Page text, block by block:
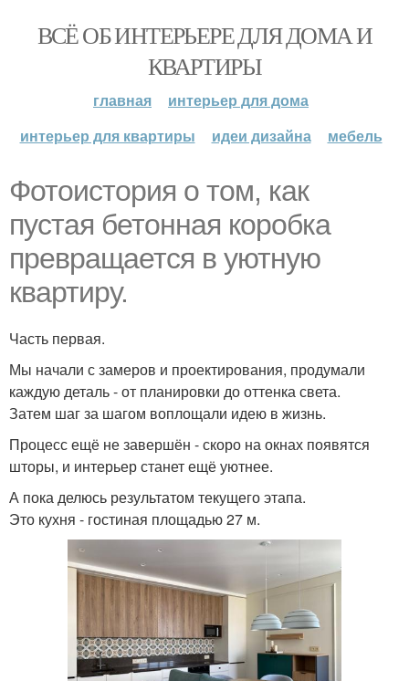
ВСЁ ОБ ИНТЕРЬЕРЕ ДЛЯ ДОМА И
КВАРТИРЫ
главная
интерьер для дома
интерьер для квартиры
идеи дизайна мебель
Фотоистория о том, как
пустая бетонная коробка
превращается в уютную
квартиру.
Часть первая.
Мы начали с замеров и проектирования, продумали
каждую деталь - от планировки до оттенка света.
Затем шаг за шагом воплощали идею в жизнь.
Процесс ещё не завершён - скоро на окнах появятся
шторы, и интерьер станет ещё уютнее.
А пока делюсь результатом текущего этапа.
Это кухня - гостиная площадью 27 м.